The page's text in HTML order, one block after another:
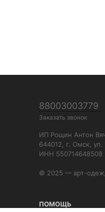
88003003779
Заказать звонок
ИП Рощин Антон
644012, г. Омск,
ИНН 550714648508
© 2025 — арт-
ПОМОЩЬ